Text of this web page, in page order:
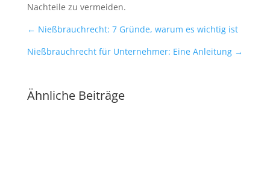
Nachteile zu vermeiden.
← Nießbrauchrecht: 7 Gründe, warum es wichtig ist
Nießbrauchrecht für Unternehmer: Eine Anleitung →
Ähnliche Beiträge